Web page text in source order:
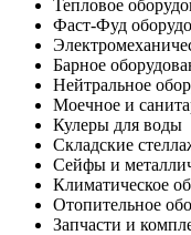
Тепловое
Фаст-Фуд
Барное
Нейтральное
Моечное и
Кулеры для воды
Складские
Сейфы и
Климатическое
Отопительное
Запчасти и